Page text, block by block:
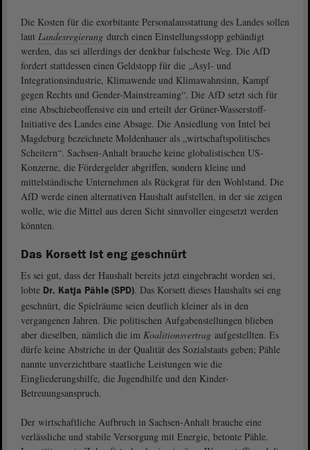
Die Kosten für die exorbitante Personalausstattung des Landes sollen
laut Landesregierung durch einen Einstellungsstopp gebändigt
werden, das sei allerdings der denkbar falscheste Weg. Die AfD
fordert stattdessen einen Geldstopp für die „Asyl- und
Integrationsindustrie, Klimawende und Klimawahnsinn, Kampf
gegen Rechts und Gender-Mainstreaming“. Die AfD setzt sich für
eine Abschiebeoffensive ein und erteilt der Grüner-Wasserstoff-
Initiative des Landes eine Absage. Die Ansiedlung von Intel bei
Magdeburg bezeichnete Moldenhauer als „wirtschaftspolitisches
Scheitern“. Sachsen-Anhalt brauche keine globalistischen US-
Konzerne, die Fördergelder abgriffen, sondern kleine und
mittelständische Unternehmen als Rückgrat für den Wohlstand. Die
AfD werde einen alternativen Haushalt aufstellen, in der sie zeigen
wolle, wie die Mittel aus deren Sicht sinnvoller eingesetzt werden
könnten.
Das Korsett ist eng geschnürt
Es sei gut, dass der Haushalt bereits jetzt eingebracht worden sei,
lobte Dr. Katja Pähle (SPD). Das Korsett dieses Haushalts sei eng
geschnürt, die Spielräume seien deutlich kleiner als in den
vergangenen Jahren. Die politischen Aufgabenstellungen blieben
aber dieselben, nämlich die im Koalitionsvertrag aufgestellten. Es
dürfe keine Abstriche in der Qualität des Sozialstaats geben; Pähle
nannte unverzichtbare staatliche Leistungen wie die
Eingliederungshilfe, die Jugendhilfe und den Kinder-
Betreuungsanspruch.
Der wirtschaftliche Aufbruch in Sachsen-Anhalt brauche eine
verlässliche und stabile Versorgung mit Energie, betonte Pähle.